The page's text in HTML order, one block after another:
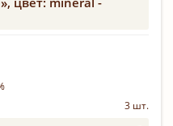
3 шт.